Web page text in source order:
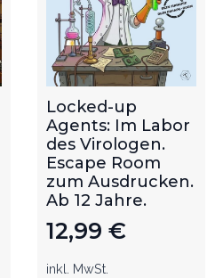
Locked-up
Agents: Im Labor
des Virologen.
Escape Room
zum Ausdrucken.
Ab 12 Jahre.
12,99 €
inkl. MwSt.